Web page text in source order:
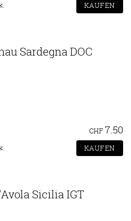
Sardegna DOC
CHF 7.50
Sicilia IGT